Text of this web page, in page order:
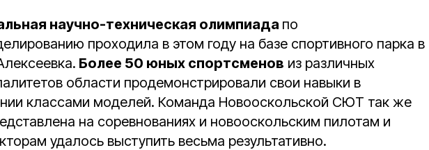
научно-техническая олимпиада по
проходила в этом году на базе спортивного парка в
Более 50 юных спортсменов из различных
области продемонстрировали свои навыки в
классами моделей. Команда Новооскольской СЮТ так же
на соревнованиях и новооскольским пилотам и
удалось выступить весьма результативно.